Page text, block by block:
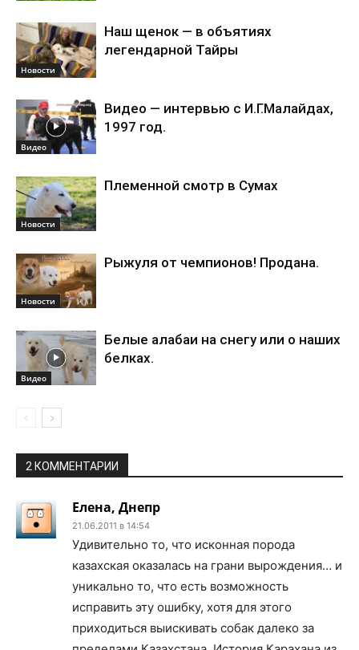
Новости
Наш щенок — в объятиях
легендарной Тайры
Видео
Видео — интервью с И.Г.Малайдах,
1997 год.
Новости
Племенной смотр в Сумах
Новости
Рыжуля от чемпионов! Продана.
Видео
Белые алабаи на снегу или о наших
белках.
2 КОММЕНТАРИИ
Елена, Днепр
21.06.2011 в 14:54
Удивительно то, что исконная порода
казахская оказалась на грани вырождения… и
уникально то, что есть возможность
исправить эту ошибку, хотя для этого
приходиться выискивать собак далеко за